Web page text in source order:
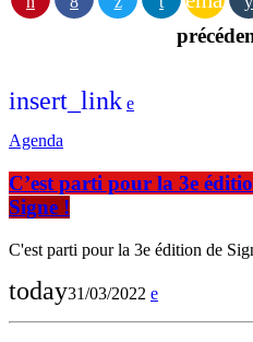
insert_link
Agenda
C’est parti pour la 3e
Signe !
C'est parti pour la 3e édition de
today31/03/2022